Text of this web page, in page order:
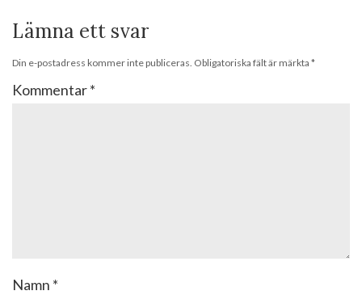
Lämna ett svar
Din e-postadress kommer inte publiceras. Obligatoriska fält är märkta *
Kommentar*
Namn *